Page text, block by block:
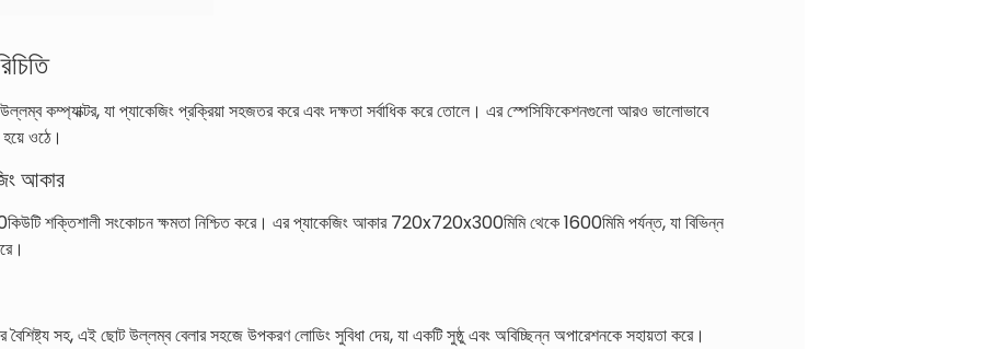
কম্প্যাক্টর, যা প্যাকেজিং প্রক্রিয়া সহজতর করে এবং দক্ষতা সর্বাধিক করে তোলে। এর স্পেসিফিকেশনগুলো আরও ভালোভাবে
ওঠে।
আকার
শক্তিশালী সংকোচন ক্ষমতা নিশ্চিত করে। এর প্যাকেজিং আকার 720x720x300মিমি থেকে 1600মিমি পর্যন্ত, যা বিভিন্ন
সহ, এই ছোট উল্লম্ব বেলার সহজে উপকরণ লোডিং সুবিধা দেয়, যা একটি সুষ্ঠু এবং অবিচ্ছিন্ন অপারেশনকে সহায়তা করে।